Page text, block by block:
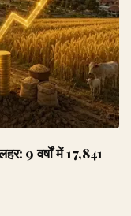
9 वर्षों में 17,841